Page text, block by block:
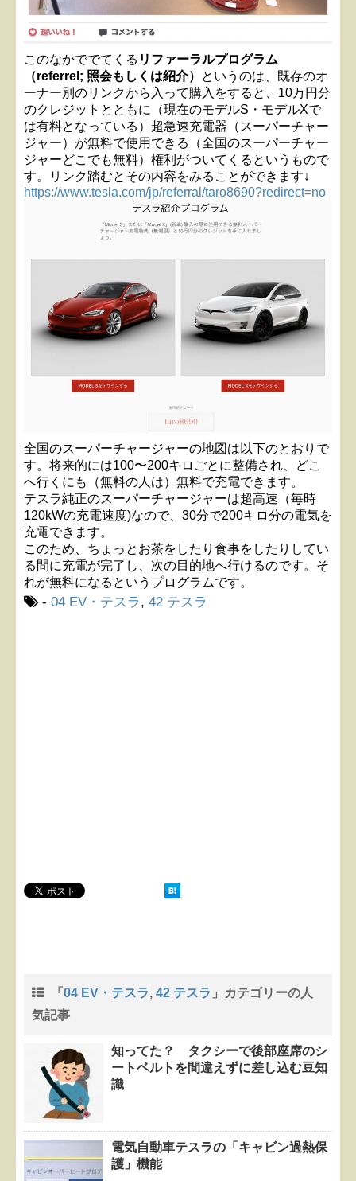
このなかででてくる リファーラルプログラム
（referrel; 照会もしくは紹介）
というのは、既存のオ
ーナー別のリンクから入って購入をすると、10万円分
のクレジットとともに（現在のモデルS・モデルXで
は有料となっている）超急速充電器（スーパーチャー
ジャー）が無料で使用できる（全国のスーパーチャー
ジャーどこでも無料）権利がついてくるというもので
す。リンク踏むとその内容をみることができます↓
https://www.tesla.com/jp/referral/taro8690?redirect=no
全国のスーパーチャージャーの地図は以下のとおりで
す。将来的には100〜200キロごとに整備され、どこ
へ行くにも（無料の人は）無料で充電できます。
テスラ純正のスーパーチャージャーは超高速（毎時
120kWの充電速度)なので、30分で200キロ分の電気を
充電できます。
このため、ちょっとお茶をしたり食事をしたりしてい
る間に充電が完了し、次の目的地へ行けるのです。そ
れが無料になるというプログラムです。
- 04 EV・テスラ , 42 テスラ
「 04 EV・テスラ, 42 テスラ 」カテゴリーの人
気記事
知ってた？ タクシーで後部座席のシ
ートベルトを間違えずに差し込む豆知
識
電気自動車テスラの「キャビン過熱保
護」機能